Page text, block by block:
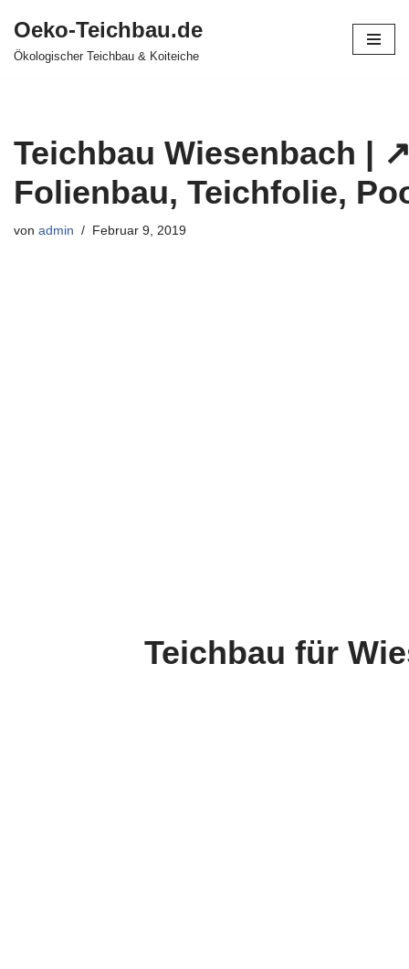
Zum
Oeko-Teichbau.de
Ökologischer Teichbau & Koiteiche
Teichbau Wiesenbach |
Folienbau, Teichfolie,
von admin Februar 9, 2019
Teichbau für